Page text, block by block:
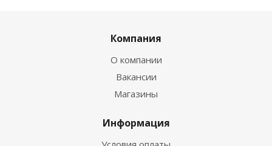
Компания
О компании
Вакансии
Магазины
Информация